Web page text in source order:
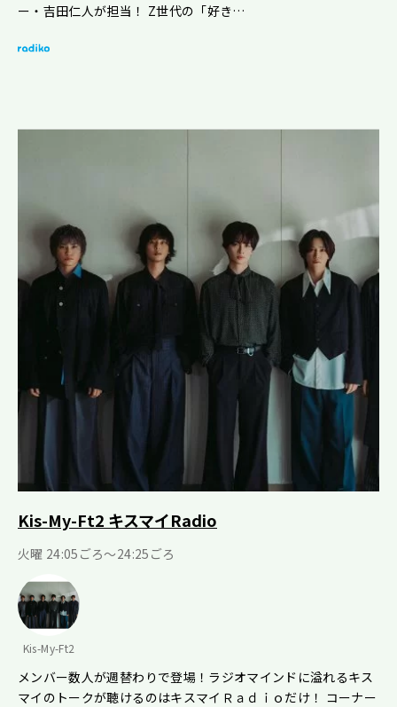
ー・吉田仁人が担当！ Z世代の「好き…
Kis-My-Ft2 キスマイRadio
火曜 24:05ごろ～24:25ごろ
Kis-My-Ft2
メンバー数人が週替わりで登場！ラジオマインドに溢れるキス
マイのトークが聴けるのはキスマイＲａｄｉｏだけ！ コーナー